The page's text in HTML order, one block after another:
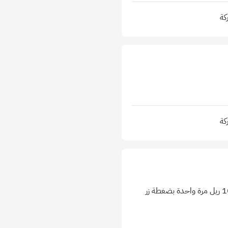
تم إطلاق تحديث جديد دلوقتي بقى تقدر انك: تربط تيليجرام وتخلي الريلز تنزل تلقائي لوحدها تنشئ من 1 لـ 100 ريل مرة واحدة بضغطة زر